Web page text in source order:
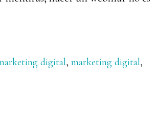
digital, marketing digital,